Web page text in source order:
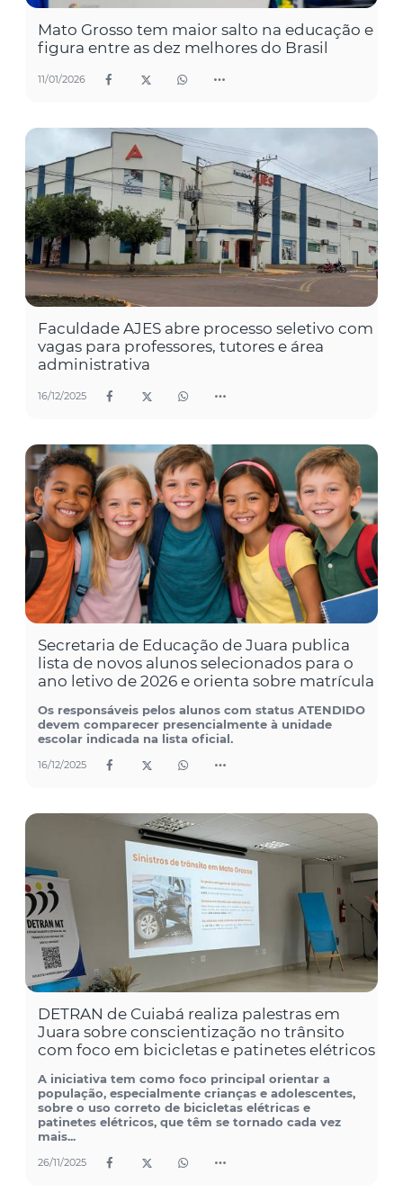
Mato Grosso tem maior salto na educação e
figura entre as dez melhores do Brasil
11/01/2026
Faculdade AJES abre processo seletivo com
vagas para professores, tutores e área
administrativa
16/12/2025
Secretaria de Educação de Juara publica
lista de novos alunos selecionados para o
ano letivo de 2026 e orienta sobre matrícula
Os responsáveis pelos alunos com status ATENDIDO
devem comparecer presencialmente à unidade
escolar indicada na lista oficial.
16/12/2025
DETRAN de Cuiabá realiza palestras em
Juara sobre conscientização no trânsito
com foco em bicicletas e patinetes elétricos
A iniciativa tem como foco principal orientar a
população, especialmente crianças e adolescentes,
sobre o uso correto de bicicletas elétricas e
patinetes elétricos, que têm se tornado cada vez
mais...
26/11/2025